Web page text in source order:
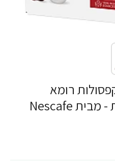
רומא
אקספרס - 16 קפסולות - מבית Nescafe